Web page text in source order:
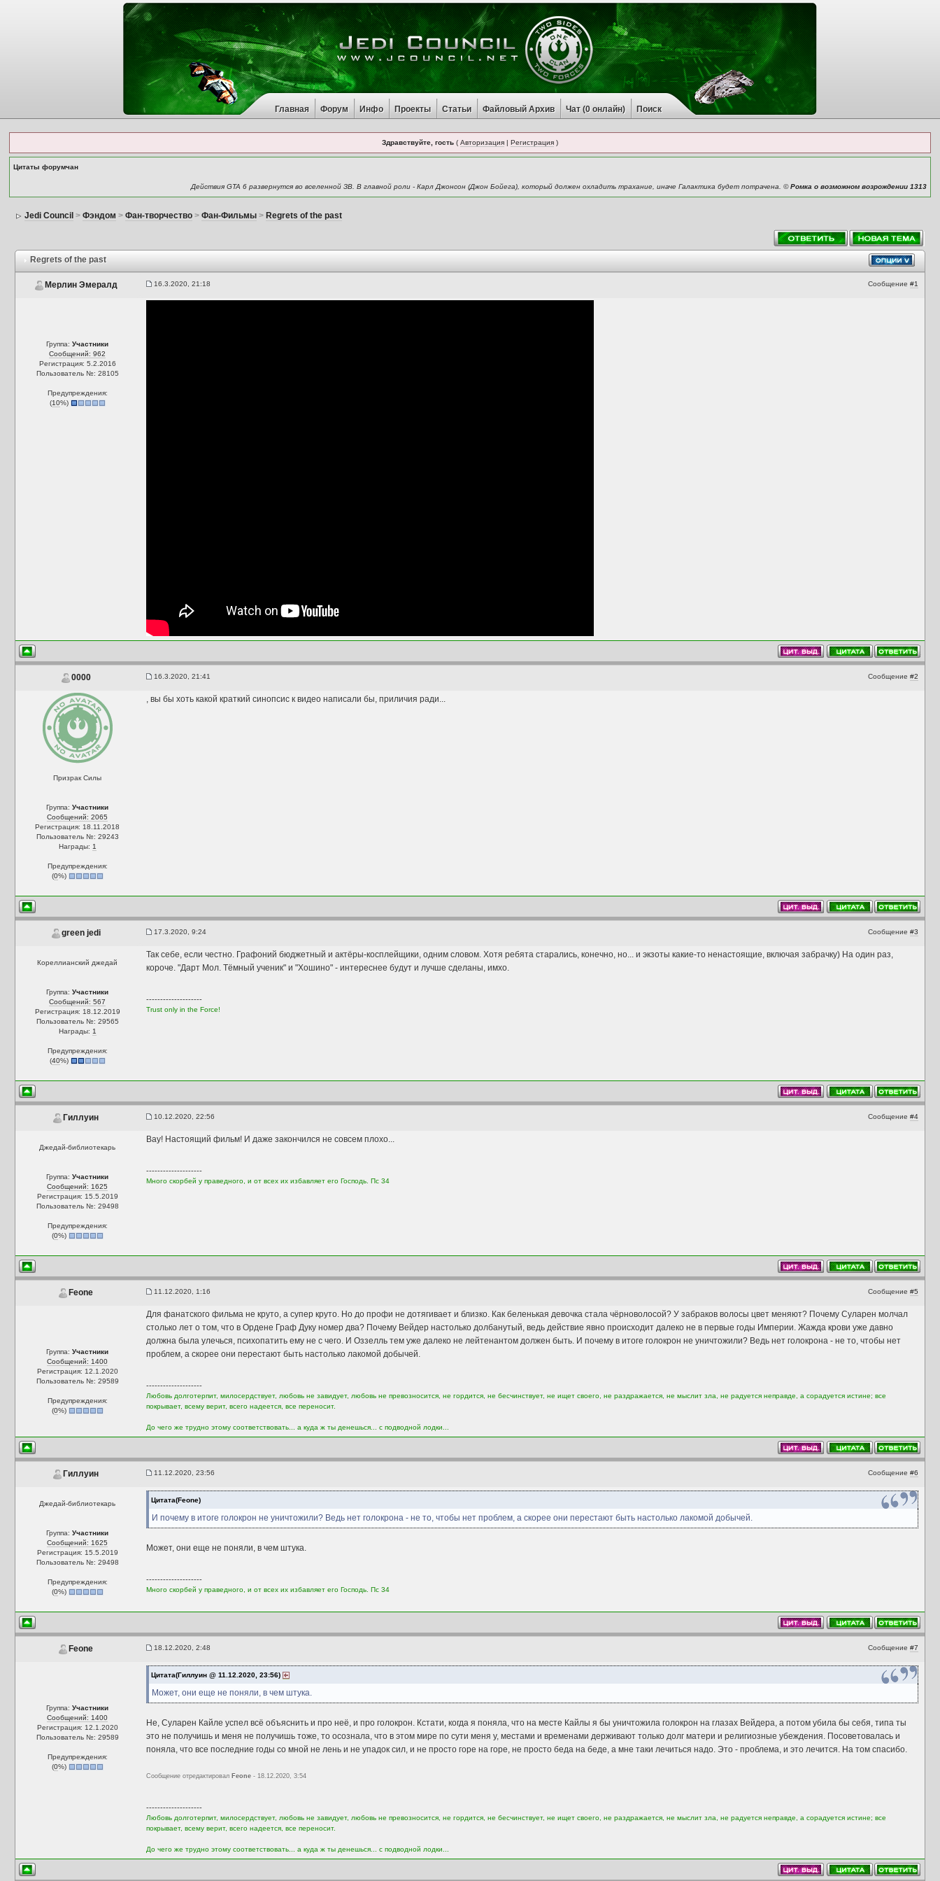
Главная Форум Инфо Проекты Статьи Файловый Архив Чат (0онлайн) Поиск
Здравствуйте, гость( Авторизация| Регистрация)
Цитаты форумчан
Действия GTA 6 развернутся во вселенной ЗВ. В главной роли - Карл Джонсон (Джон Бойега), который должен охладить трахание, иначе Галактика будет потрачена. ©Ромка о возможном возрождении 1313
Jedi Council > Фэндом > Фан-творчество> Фан-Фильмы> Regrets of the past
Regrets of the past
Мерлин Эмералд 16.3.2020, 21:18 Сообщение #1
Группа:Участники
Сообщений: 962
Регистрация: 5.2.2016
Пользователь №: 28105
Предупреждения:
(10%)
0000 16.3.2020, 21:41 Сообщение #2
Призрак Силы
Группа:Участники
Сообщений: 2065
Регистрация: 18.11.2018
Пользователь №: 29243
Награды: 1
Предупреждения:
(0%)
, вы бы хоть какой краткий синопсис к видео написали бы, приличия ради...
green jedi 17.3.2020, 9:24 Сообщение #3
Кореллианский джедай
Группа:Участники
Сообщений: 567
Регистрация: 18.12.2019
Пользователь №: 29565
Награды: 1
Предупреждения:
(40%)
Так себе, если честно. Графоний бюджетный и актёры-косплейщики, одним словом. Хотя ребята старались, конечно, но... и экзоты какие-то ненастоящие, включая забрачку) На один раз,
короче. "Дарт Мол. Тёмный ученик" и "Хошино" - интереснее будут и лучше сделаны, имхо.
--------------------
Trust only in the Force!
Гиллуин 10.12.2020, 22:56 Сообщение #4
Джедай-библиотекарь
Группа:Участники
Сообщений: 1625
Регистрация: 15.5.2019
Пользователь №: 29498
Предупреждения:
(0%)
Вау! Настоящий фильм! И даже закончился не совсем плохо...
--------------------
Много скорбей у праведного, и от всех их избавляет его Господь. Пс 34
Feone 11.12.2020, 1:16 Сообщение #5
Группа:Участники
Сообщений: 1400
Регистрация: 12.1.2020
Пользователь №: 29589
Предупреждения:
(0%)
Для фанатского фильма не круто, а супер круто. Но до профи не дотягивает и близко. Как беленькая девочка стала чёрноволосой? У забраков волосы цвет меняют? Почему Суларен молчал
столько лет о том, что в Ордене Граф Дуку номер два? Почему Вейдер настолько долбанутый, ведь действие явно происходит далеко не в первые годы Империи. Жажда крови уже давно
должна была улечься, психопатить ему не с чего. И Оззелль тем уже далеко не лейтенантом должен быть. И почему в итоге голокрон не уничтожили? Ведь нет голокрона - не то, чтобы нет
проблем, а скорее они перестают быть настолько лакомой добычей.
--------------------
Любовь долготерпит, милосердствует, любовь не завидует, любовь не превозносится, не гордится, не бесчинствует, не ищет своего, не раздражается, не мыслит зла, не радуется неправде, а сорадуется истине; все
покрывает, всему верит, всего надеется, все переносит.
До чего же трудно этому соответствовать... а куда ж ты денешься... с подводной лодки...
Гиллуин 11.12.2020, 23:56 Сообщение #6
Джедай-библиотекарь
Группа:Участники
Сообщений: 1625
Регистрация: 15.5.2019
Пользователь №: 29498
Предупреждения:
(0%)
Цитата(Feone)
И почему в итоге голокрон не уничтожили? Ведь нет голокрона - не то, чтобы нет проблем, а скорее они перестают быть настолько лакомой добычей.
Может, они еще не поняли, в чем штука.
--------------------
Много скорбей у праведного, и от всех их избавляет его Господь. Пс 34
Feone 18.12.2020, 2:48 Сообщение #7
Группа:Участники
Сообщений: 1400
Регистрация: 12.1.2020
Пользователь №: 29589
Предупреждения:
(0%)
Цитата(Гиллуин @ 11.12.2020, 23:56)
Может, они еще не поняли, в чем штука.
Не, Суларен Кайле успел всё объяснить и про неё, и про голокрон. Кстати, когда я поняла, что на месте Кайлы я бы уничтожила голокрон на глазах Вейдера, а потом убила бы себя, типа ты
это не получишь и меня не получишь тоже, то осознала, что в этом мире по сути меня у, местами и временами держивают только долг матери и религиозные убеждения. Посоветовалась и
поняла, что все последние годы со мной не лень и не упадок сил, и не просто горе на горе, не просто беда на беде, а мне таки лечиться надо. Это - проблема, и это лечится. На том спасибо.
Сообщение отредактировал Feone- 18.12.2020, 3:54
--------------------
Любовь долготерпит, милосердствует, любовь не завидует, любовь не превозносится, не гордится, не бесчинствует, не ищет своего, не раздражается, не мыслит зла, не радуется неправде, а сорадуется истине; все
покрывает, всему верит, всего надеется, все переносит.
До чего же трудно этому соответствовать... а куда ж ты денешься... с подводной лодки...